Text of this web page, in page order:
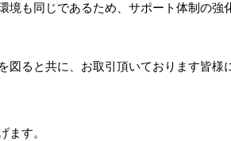
境も同じであるため、サポート体制の強
図ると共に、お取引頂いております皆様
ます。